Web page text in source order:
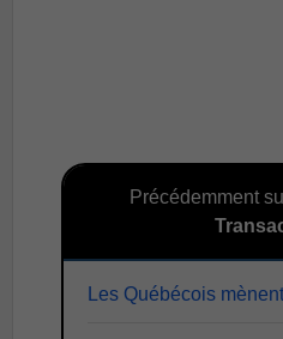
Précédemment
Les Québécois